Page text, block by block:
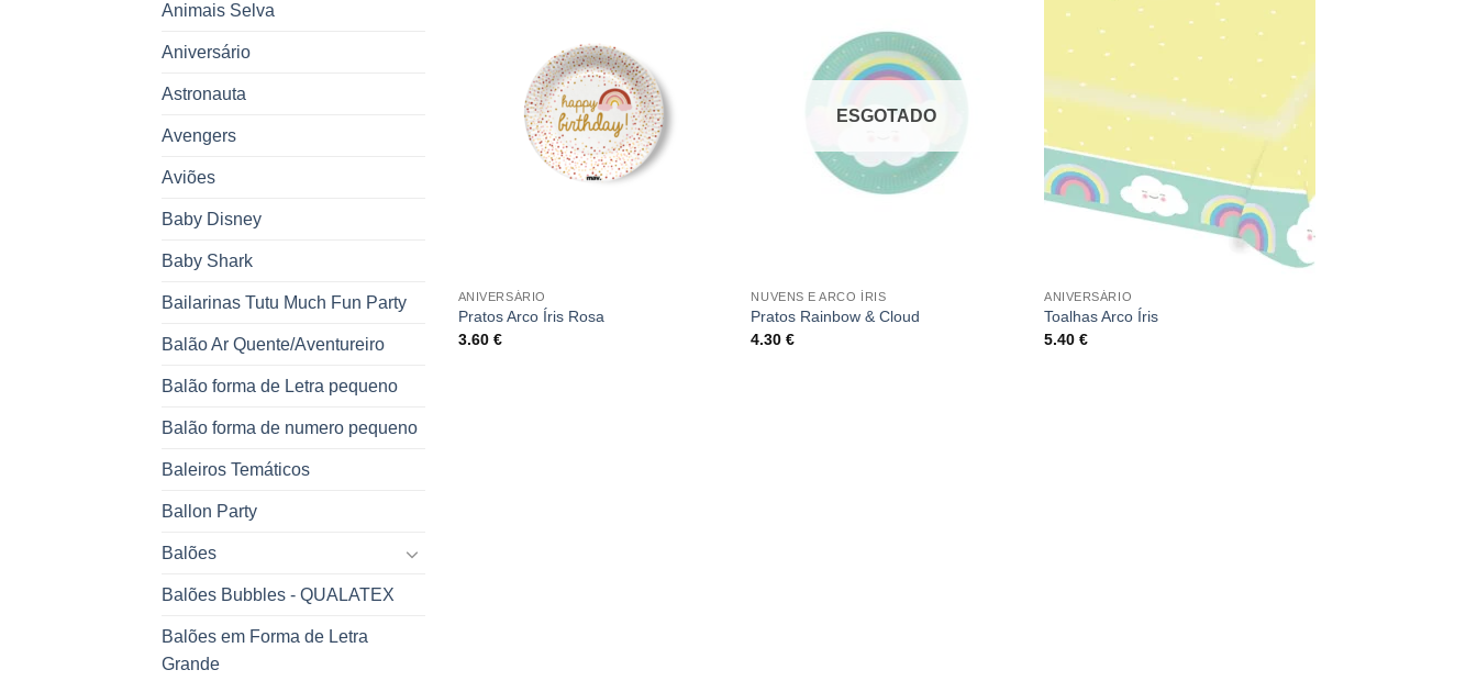
Animais Selva
Aniversário
Astronauta
Avengers
Aviões
Baby Disney
Baby Shark
Bailarinas Tutu Much Fun Party
Balão Ar Quente/Aventureiro
Balão forma de Letra pequeno
Balão forma de numero pequeno
Baleiros Temáticos
Ballon Party
Balões
Balões Bubbles - QUALATEX
Balões em Forma de Letra
Grande
ANIVERSÁRIO
Pratos Arco Íris Rosa
3.60 €
ESGOTADO
NUVENS E ARCO ÍRIS
Pratos Rainbow & Cloud
4.30€
ANIVERSÁRIO
Toalhas Arco Íris
5.40€